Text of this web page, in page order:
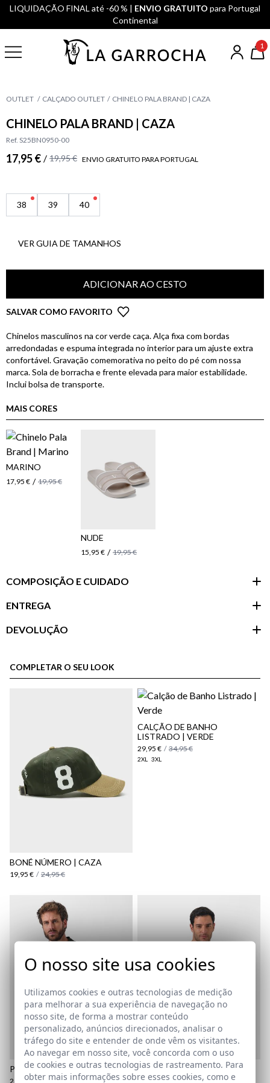
LIQUIDAÇÃO FINAL até -60 % | ENVIO GRATUITO para Portugal
Continental
1
OUTLET CALÇADO OUTLET CHINELO PALA BRAND | CAZA
CHINELO PALA BRAND | CAZA
Ref. S25BN0950-00
17,95 € / 19,95 € ENVIO GRATUITO PARA PORTUGAL
38 39 40
VER GUIA DE TAMANHOS
ADICIONAR AO CESTO
SALVAR COMO FAVORITO
Chinelos masculinos na cor verde caça. Alça fixa com bordas
arredondadas e espuma integrada no interior para um ajuste extra
confortável. Gravação comemorativa no peito do pé com nossa
marca. Sola de borracha e frente elevada para maior estabilidade.
Inclui bolsa de transporte.
MAIS CORES
MARINO
17,95 € / 19,95 €
NUDE
15,95 € / 19,95 €
COMPOSIÇÃO E CUIDADO
ENTREGA
DEVOLUÇÃO
cliente
COMPLETAR O SEU LOOK
BONÉ NÚMERO | CAZA
19,95 € / 24,95 €
CALÇÃO DE BANHO
LISTRADO | VERDE
29,95 € / 34,95 €
2XL 3XL
POLO BOLSO | CAZA
24,95 € / 29,95 €
T-SHIRT COM PATCH | CAZA
12,95 € / 19,95 €
O nosso site usa cookies
Utilizamos cookies e outras tecnologias de medição
para melhorar a sua experiência de navegação no
nosso site, de forma a mostrar conteúdo
personalizado, anúncios direcionados, analisar o
tráfego do site e entender de onde vêm os visitantes.
Ao navegar em nosso site, você concorda com o uso
de cookies e outras tecnologias de rastreamento. Para
obter mais informações sobre esses cookies, como e